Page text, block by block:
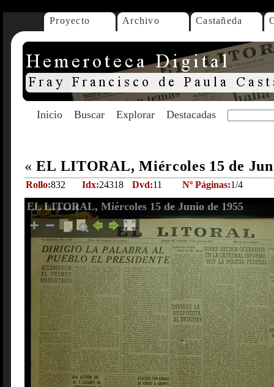
Proyecto Archivo Castañeda
Inicio Buscar Explorar Destacadas
« EL LITORAL, Miércoles 15 de
Rollo:832 Idx:24318 Dvd:11 Nº Páginas:1/4
EL LITORAL, Miércoles 15 de Junio de 1955